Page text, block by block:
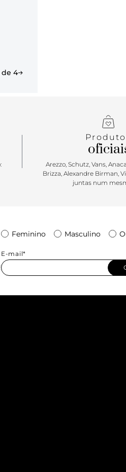
de 4
Arezzo, Schutz, Vans,
Brizza, Alexandre Birman,
juntas num
Feminino Masculino
E-mail*